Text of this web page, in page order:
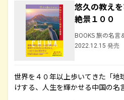
悠久の教え
絶景１００
BOOKS 旅の名言
2022.12.15 発売
世界を４０年以上歩いてきた「地
けする、人生を輝かせる中国の名